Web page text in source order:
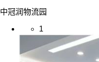
中冠润物流园
1